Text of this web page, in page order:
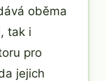
oběma
tak i
pro
jejich